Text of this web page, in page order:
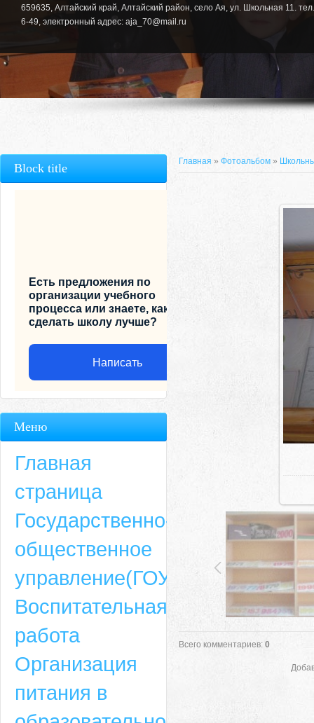
659635, Алтайский край, Алтайский район, село Ая, ул. Школьная 11.
6-49, электронный адрес: aja_70@mail.ru
Адрес
659635, Алтайский край, Алтайский район, село Ая, ул. Школьная 11.
6-49, электронный адрес: aja_70@mail.ru
Главная » Фотоальбом »
Всего комментариев: 0
Block title
Есть предложения по
организации учебного
процесса или знаете, как
сделать школу лучше?
Написать
Меню
Главная
страница
Государственно-
общественное
управление(ГОУ)
Воспитательная
работа
Организация
питания в